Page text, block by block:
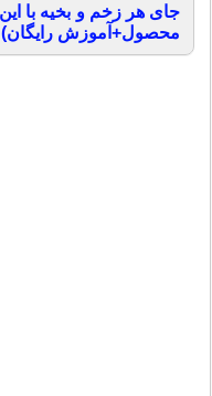
محصول+آموزش رایگان)